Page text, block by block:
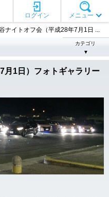
メニュー
ログイン
ナイトオフ会（平成28年7月1日 ...
カテゴリ
▼
1日）フォトギャラリー